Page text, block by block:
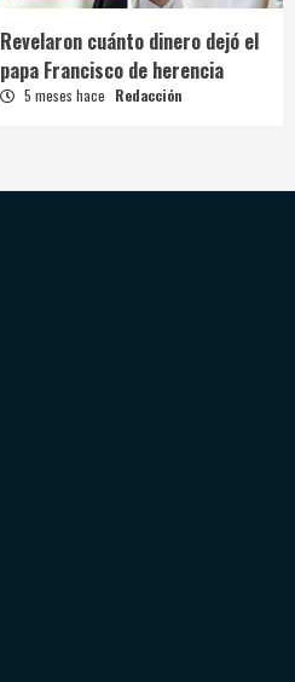
Revelaron cuánto dinero dejó el
papa Francisco de herencia
5 meses hace Redacción